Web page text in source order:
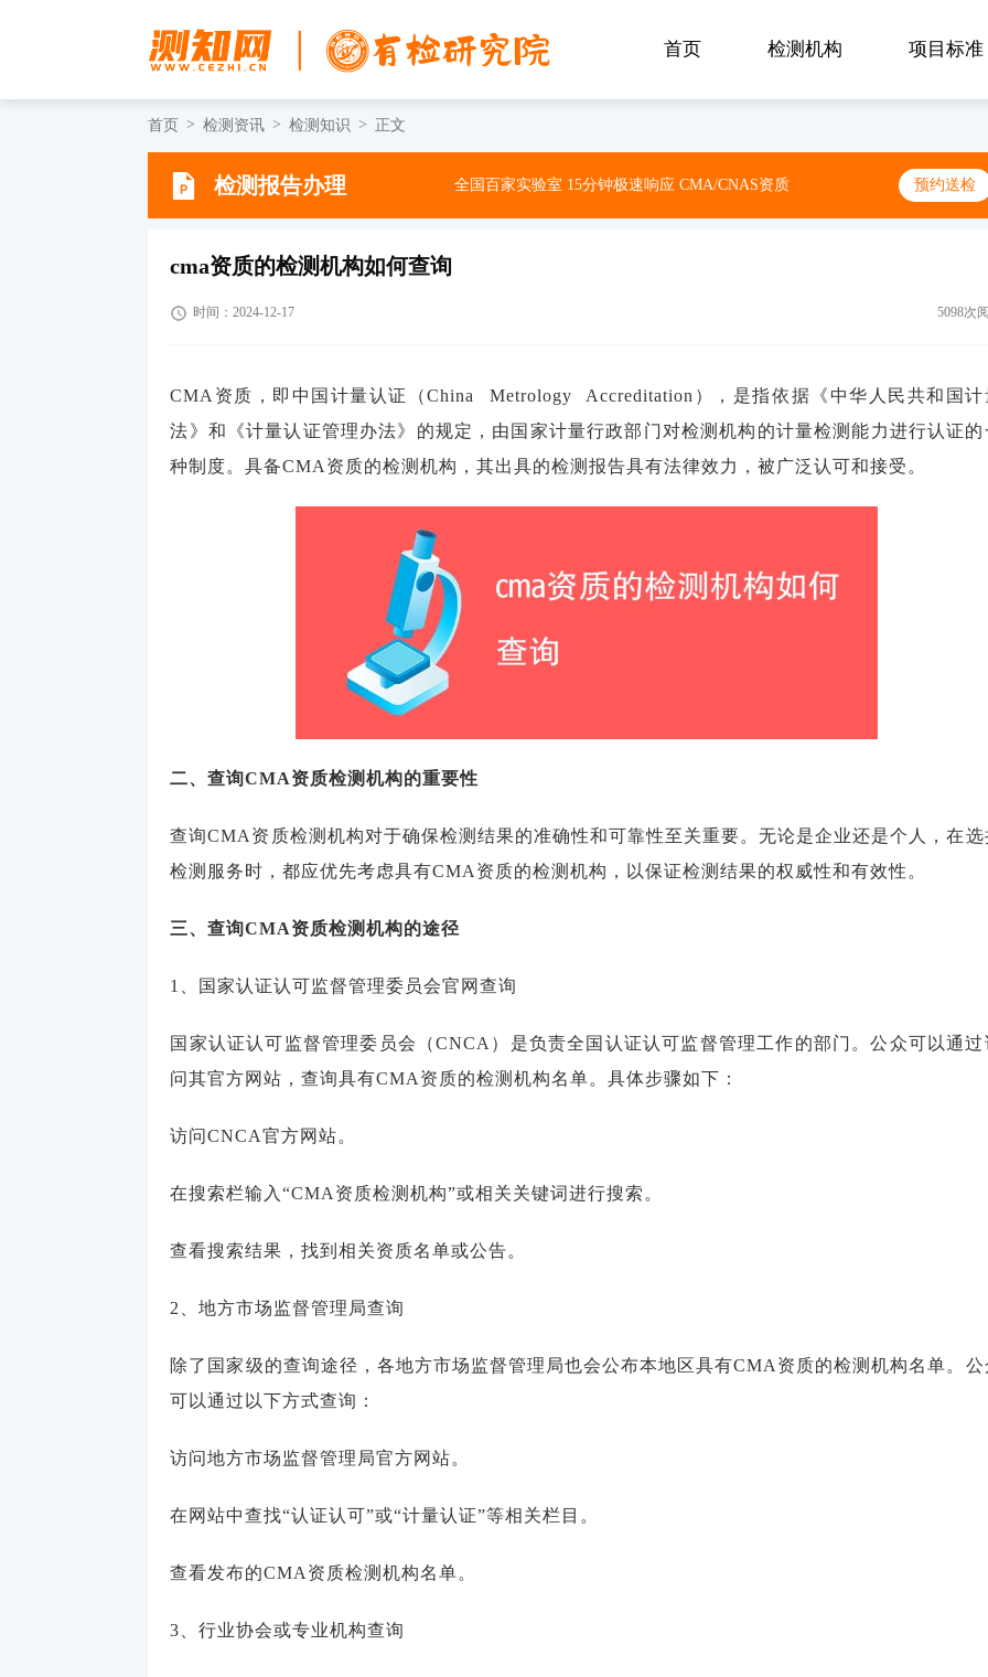
首页 检测机构 项目标准
首页 检测资讯 检测知识 正文
检测报告办理 全国百家实验室 15分钟极速响应 CMA/CNAS资质 预约送检
cma资质的检测机构如何查询
时间：2024-12-17 5098次
CMA资质，即中国计量认证（China Metrology Accreditation），是指依据《中华人民共和国计
法》和《计量认证管理办法》的规定，由国家计量行政部门对检测机构的计量检测能力进行认证的
种制度。具备CMA资质的检测机构，其出具的检测报告具有法律效力，被广泛认可和接受。
二、查询CMA资质检测机构的重要性
查询CMA资质检测机构对于确保检测结果的准确性和可靠性至关重要。无论是企业还是个人，在选
检测服务时，都应优先考虑具有CMA资质的检测机构，以保证检测结果的权威性和有效性。
三、查询CMA资质检测机构的途径
1、国家认证认可监督管理委员会官网查询
国家认证认可监督管理委员会（CNCA）是负责全国认证认可监督管理工作的部门。公众可以通过
问其官方网站，查询具有CMA资质的检测机构名单。具体步骤如下：
访问CNCA官方网站。
在搜索栏输入“CMA资质检测机构”或相关关键词进行搜索。
查看搜索结果，找到相关资质名单或公告。
2、地方市场监督管理局查询
除了国家级的查询途径，各地方市场监督管理局也会公布本地区具有CMA资质的检测机构名单。公
可以通过以下方式查询：
访问地方市场监督管理局官方网站。
在网站中查找“认证认可”或“计量认证”等相关栏目。
查看发布的CMA资质检测机构名单。
3、行业协会或专业机构查询